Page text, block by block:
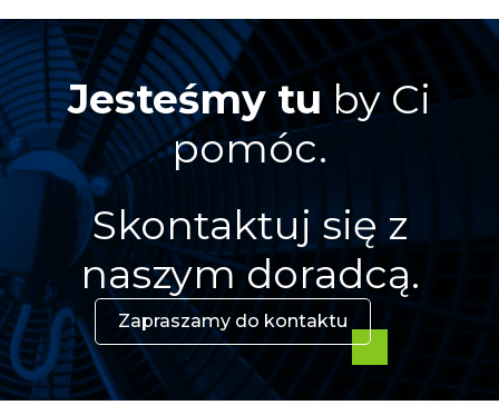
Jesteśmy tu by Ci
pomóc.
Skontaktuj się z
naszym doradcą.
Zapraszamy do kontaktu